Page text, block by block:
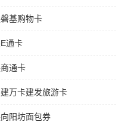
基购物卡
通卡
通卡
万卡建发旅游卡
阳坊面包券